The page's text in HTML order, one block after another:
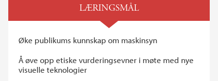
LÆRINGSMÅL
Øke publikums kunnskap om maskinsyn
Å øve opp etiske vurderingsevner i møte med nye
visuelle teknologier